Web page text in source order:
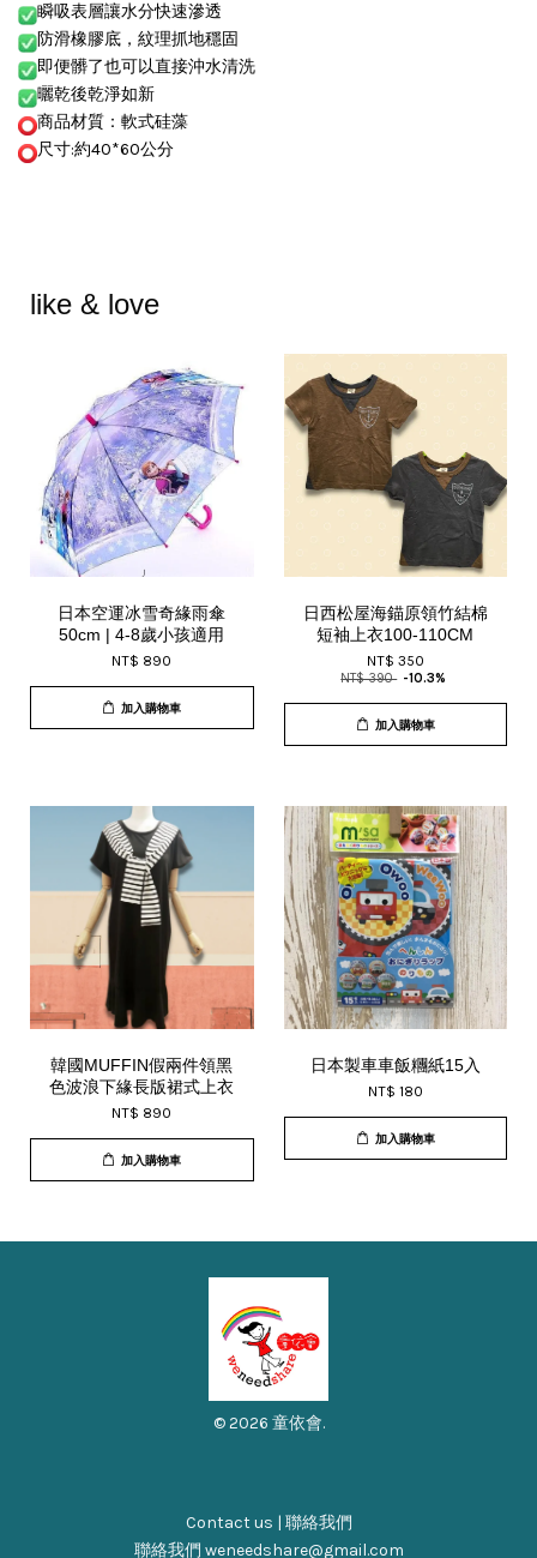
瞬吸表層讓水分快速滲透
防滑橡膠底，紋理抓地穩固
即便髒了也可以直接沖水清洗
曬乾後乾淨如新
商品材質：軟式硅藻
尺寸:約40*60公分
like & love
日本空運冰雪奇緣雨傘
50cm | 4-8歲小孩適用
NT$ 890
加入購物車
日西松屋海錨原領竹結棉
短袖上衣100-110CM
NT$ 350
NT$ 390 -10.3%
加入購物車
韓國MUFFIN假兩件領黑
色波浪下緣長版裙式上衣
NT$ 890
加入購物車
日本製車車飯糰紙15入
NT$ 180
加入購物車
© 2026 童依會.
Contact us | 聯絡我們
聯絡我們 weneedshare@gmail.com